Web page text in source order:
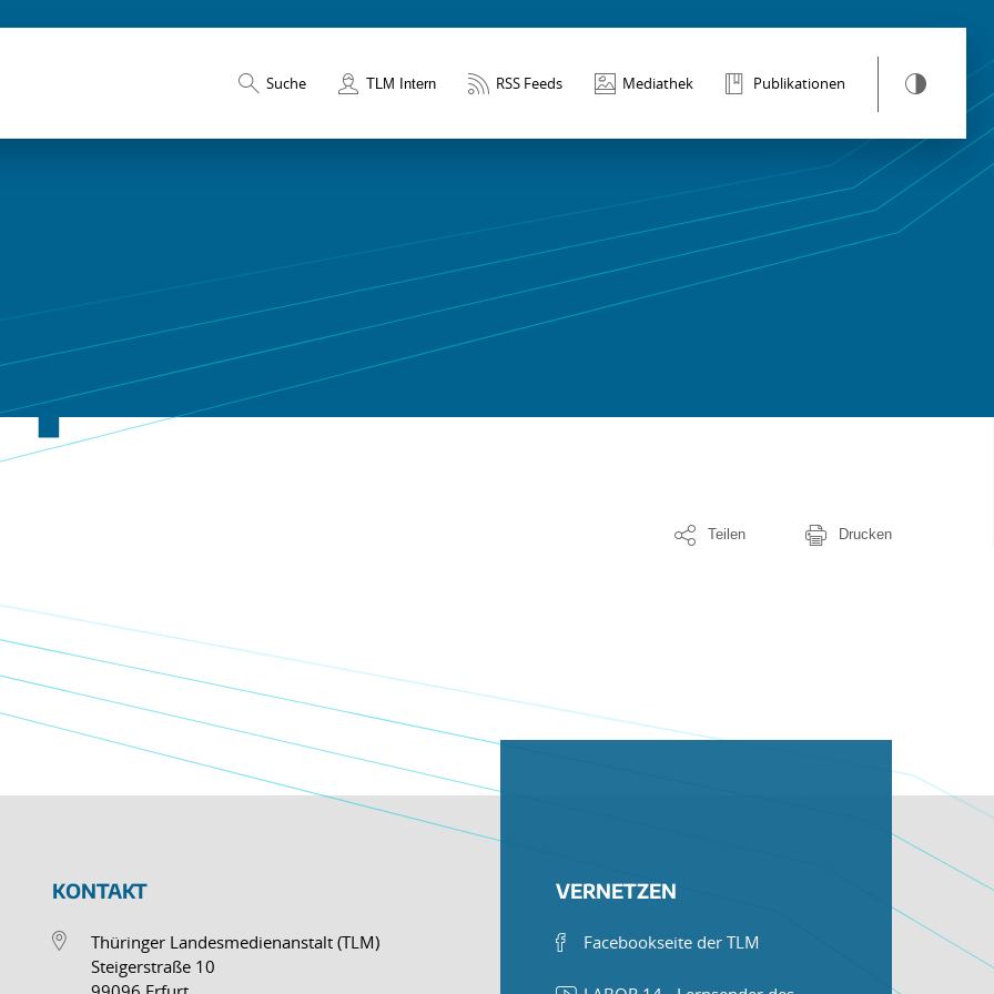
Suche TLM Intern RSS Feeds Mediathek Publikationen
Teilen Drucken
KONTAKT
Thüringer Landesmedienanstalt (TLM)
Steigerstraße 10
VERNETZEN
Facebookseite der TLM